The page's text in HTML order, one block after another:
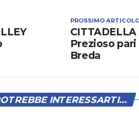
PROSSIMO
Prezioso
Breda
INTERESSARTI...